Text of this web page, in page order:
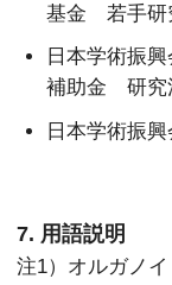
基金 若手研
日本学術振
補助金 研究
日本学術振
7. 用語説明
注1）オルガノイ